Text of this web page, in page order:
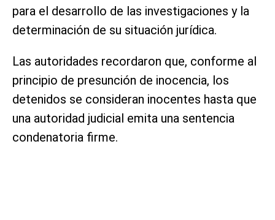
para el desarrollo de las investigaciones y la
determinación de su situación jurídica.
Las autoridades recordaron que, conforme al
principio de presunción de inocencia, los
detenidos se consideran inocentes hasta que
una autoridad judicial emita una sentencia
condenatoria firme.